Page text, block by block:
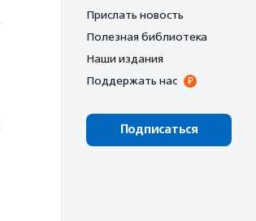
Прислать новость
Полезная библиотека
Наши издания
Поддержать нас
Подписаться